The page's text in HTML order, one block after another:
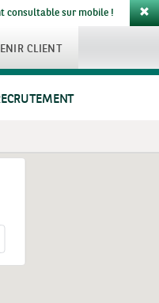
consultable sur mobile !
CLIENT